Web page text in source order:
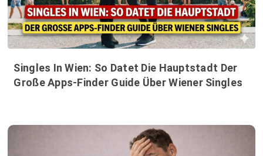
Singles In Wien: So Datet Die Hauptstadt Der
Große Apps-Finder Guide Über Wiener Singles